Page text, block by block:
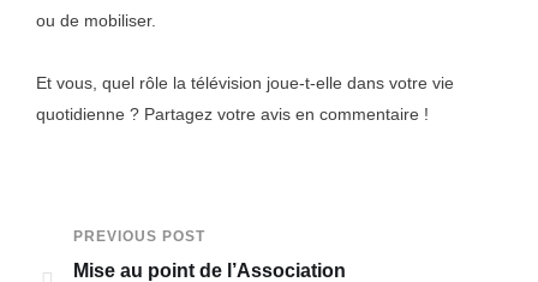
ou de mobiliser.
Et vous, quel rôle la télévision joue-t-elle dans votre vie
quotidienne ? Partagez votre avis en commentaire !
PREVIOUS POST
Mise au point de l’Association